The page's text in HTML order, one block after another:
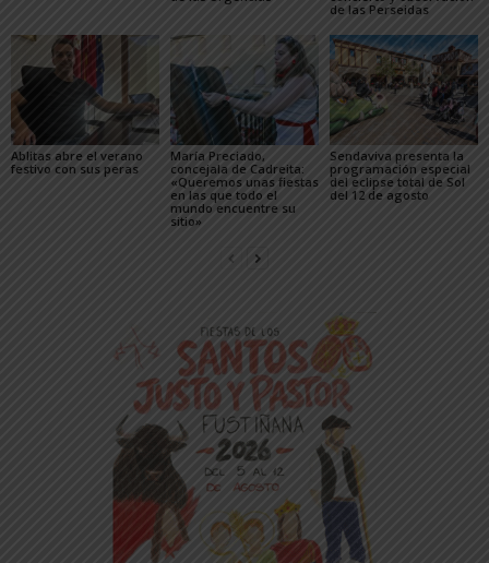
de las Perseidas
Ablitas abre el verano
festivo con sus peras
María Preciado,
concejala de Cadreita:
«Queremos unas fiestas
en las que todo el
mundo encuentre su
sitio»
Sendaviva presenta la
programación especial
del eclipse total de Sol
del 12 de agosto